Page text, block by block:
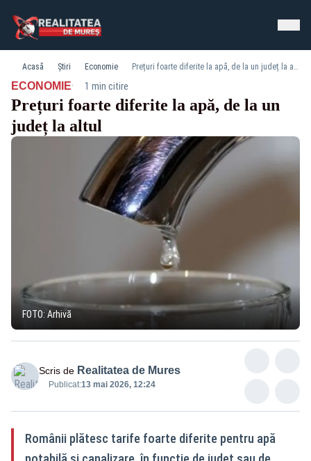
Acasă Știri Economie Prețuri foarte diferite la apă, de la un județ la altul
ECONOMIE· 1 min citire
Prețuri foarte diferite la apă, de la un
județ la altul
FOTO: Arhivă
Scris de Realitatea de Mures
Publicat:13 mai 2026, 12:24
Românii plătesc tarife foarte diferite pentru apă